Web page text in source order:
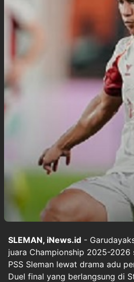
SLEMAN, iNews.id -
juara Championship 2025-2026
PSS Sleman lewat drama adu
Duel final yang berlangsung di